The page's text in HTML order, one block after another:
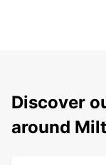
Discover
around